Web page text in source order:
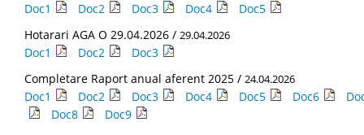
Doc1 Doc2 Doc3 Doc4
Doc5
Hotarari AGA O 29.04.2026 / 29.04.2026
Doc1 Doc2
Doc3
Completare Raport anual aferent 2025 / 24.04.2026
Doc1 Doc2 Doc3 Doc4 Doc5 Doc6
Doc8
Doc9